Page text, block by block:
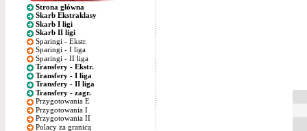
Strona główna
Skarb Ekstraklasy
Skarb I ligi
Skarb II ligi
Sparingi - Ekstr.
Sparingi - I liga
Sparingi - II liga
Transfery - Ekstr.
Transfery - I liga
Transfery - II liga
Transfery - zagr.
Przygotowania E
Przygotowania I
Przygotowania II
Polacy za granicą